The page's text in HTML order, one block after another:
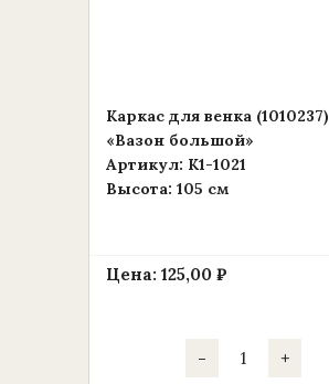
Каркас для венка (1010237)
«Вазон большой»
Артикул: К1-1021
Высота: 105 см
Цена: 125,00 ₽
- товара +